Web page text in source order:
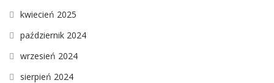
kwiecień 2025
październik 2024
wrzesień 2024
sierpień 2024